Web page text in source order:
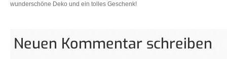
wunderschöne Deko und ein tolles Geschenk!
Neuen Kommentar schreiben